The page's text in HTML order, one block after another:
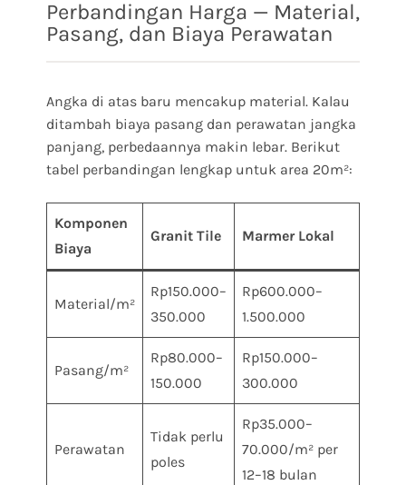
Perbandingan Harga — Material,
Pasang, dan Biaya Perawatan
Angka di atas baru mencakup material. Kalau
ditambah biaya pasang dan perawatan jangka
panjang, perbedaannya makin lebar. Berikut
tabel perbandingan lengkap untuk area 20m²:
Komponen
Biaya
Granit Tile Marmer Lokal
Material/m²
Rp150.000–
350.000
Rp600.000–
1.500.000
Pasang/m²
Rp80.000–
150.000
Rp150.000–
300.000
Perawatan
Tidak perlu
poles
Rp35.000–
70.000/m² per
12–18 bulan